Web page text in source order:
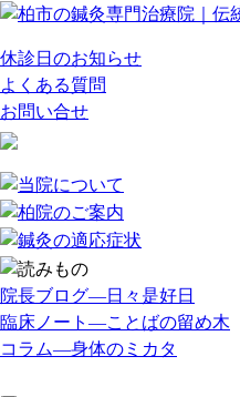
休診日のお知らせ
よくある質問
お問い合せ
院長ブログ―日々是好日
臨床ノート―ことばの留め木
コラム―身体のミカタ